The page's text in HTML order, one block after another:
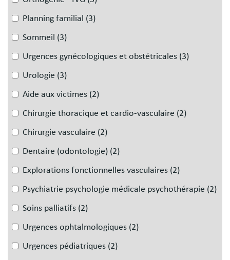
Planning familial (3)
Sommeil (3)
Urgences gynécologiques et obstétricales (3)
Urologie (3)
Aide aux victimes (2)
Chirurgie thoracique et cardio-vasculaire (2)
Chirurgie vasculaire (2)
Dentaire (odontologie) (2)
Explorations fonctionnelles vasculaires (2)
Psychiatrie psychologie médicale psychothérapie (2)
Soins palliatifs (2)
Urgences ophtalmologiques (2)
Urgences pédiatriques (2)